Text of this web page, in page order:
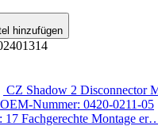
hinzufügen
CZ Shadow 2 Disconnector
Nummer: 0420-0211-05
17 Fachgerechte Montage